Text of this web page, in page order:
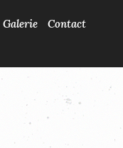
Galerie Contact